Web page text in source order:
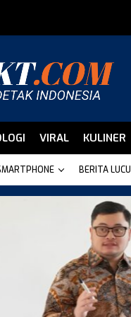
VIRAL KULINER
BERITA LUCU